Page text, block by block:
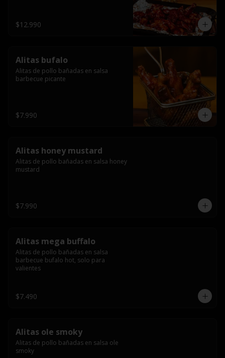
$12.990
Alitas bufalo
Alitas de pollo bañadas en salsa
barbecue picante
$7.990
Alitas honey mustard
Alitas de pollo bañadas en salsa honey
mustard
$7.990
Alitas mega buffalo
Alitas de pollo bañadas en salsa
barbecue bufalo hot, solo para
valientes
$7.490
Alitas ole smoky
Alitas de pollo bañadas en salsa ole
smoky